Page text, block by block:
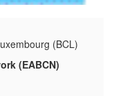
(BCL)
(EABCN)